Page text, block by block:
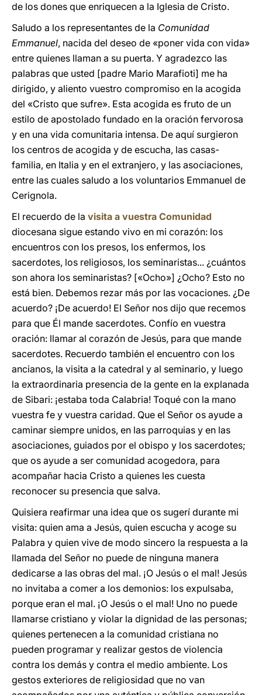
de los dones que enriquecen a la Iglesia de Cristo.
Saludo a los representantes de la Comunidad
Emmanuel, nacida del deseo de «poner vida con vida»
entre quienes llaman a su puerta. Y agradezco las
palabras que usted [padre Mario Marafioti] me ha
dirigido, y aliento vuestro compromiso en la acogida
del «Cristo que sufre». Esta acogida es fruto de un
estilo de apostolado fundado en la oración fervorosa
y en una vida comunitaria intensa. De aquí surgieron
los centros de acogida y de escucha, las casas-
familia, en Italia y en el extranjero, y las asociaciones,
entre las cuales saludo a los voluntarios Emmanuel de
Cerignola.
El recuerdo de la visita a vuestra Comunidad
diocesana sigue estando vivo en mi corazón: los
encuentros con los presos, los enfermos, los
sacerdotes, los religiosos, los seminaristas... ¿cuántos
son ahora los seminaristas? [«Ocho»] ¿Ocho? Esto no
está bien. Debemos rezar más por las vocaciones. ¿De
acuerdo? ¡De acuerdo! El Señor nos dijo que recemos
para que Él mande sacerdotes. Confío en vuestra
oración: llamar al corazón de Jesús, para que mande
sacerdotes. Recuerdo también el encuentro con los
ancianos, la visita a la catedral y al seminario, y luego
la extraordinaria presencia de la gente en la explanada
de Sibari: ¡estaba toda Calabria! Toqué con la mano
vuestra fe y vuestra caridad. Que el Señor os ayude a
caminar siempre unidos, en las parroquias y en las
asociaciones, guiados por el obispo y los sacerdotes;
que os ayude a ser comunidad acogedora, para
acompañar hacia Cristo a quienes les cuesta
reconocer su presencia que salva.
Quisiera reafirmar una idea que os sugerí durante mi
visita: quien ama a Jesús, quien escucha y acoge su
Palabra y quien vive de modo sincero la respuesta a la
llamada del Señor no puede de ninguna manera
dedicarse a las obras del mal. ¡O Jesús o el mal! Jesús
no invitaba a comer a los demonios: los expulsaba,
porque eran el mal. ¡O Jesús o el mal! Uno no puede
llamarse cristiano y violar la dignidad de las personas;
quienes pertenecen a la comunidad cristiana no
pueden programar y realizar gestos de violencia
contra los demás y contra el medio ambiente. Los
gestos exteriores de religiosidad que no van